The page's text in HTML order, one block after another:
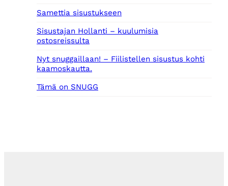
Samettia sisustukseen
Sisustajan Hollanti – kuulumisia
ostosreissulta
Nyt snuggaillaan! – Fiilistellen sisustus kohti
kaamoskautta.
Tämä on SNUGG